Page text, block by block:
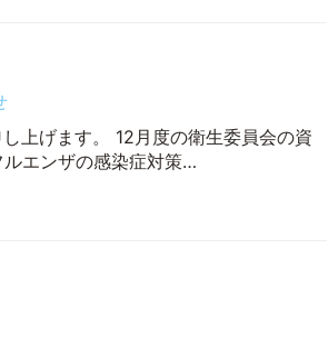
上げます。 12月度の衛生委員会の資
エンザの感染症対策…